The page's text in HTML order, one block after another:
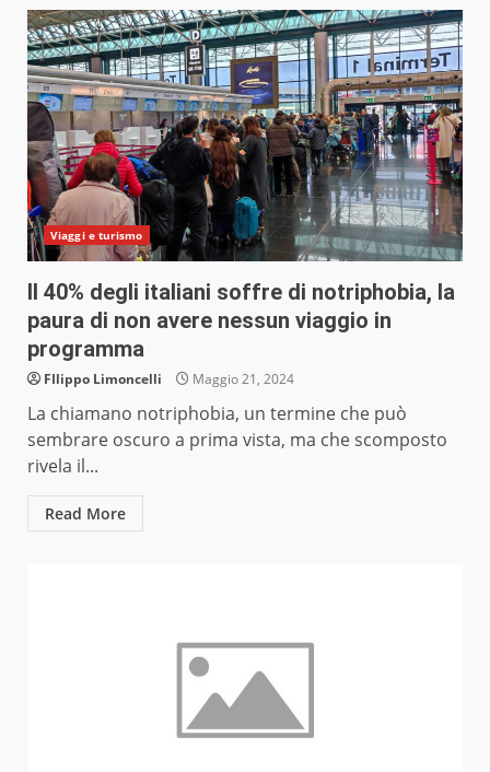
Viaggi e turismo
Il 40% degli italiani soffre di notriphobia, la
paura di non avere nessun viaggio in
programma
FIlippo Limoncelli Maggio 21, 2024
La chiamano notriphobia, un termine che può
sembrare oscuro a prima vista, ma che scomposto
rivela il...
Read More